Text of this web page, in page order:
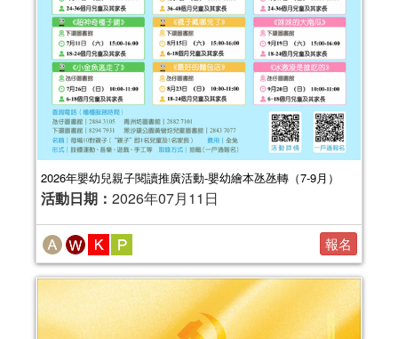
2026年嬰幼兒親子閱讀推廣活動-嬰幼繪本氹氹轉（7-9月）
活動日期： 2026年07月11日
報名